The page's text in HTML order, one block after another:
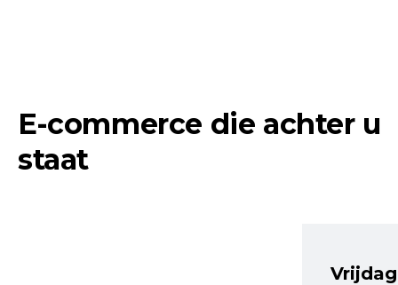
E-commerce die achter u
staat